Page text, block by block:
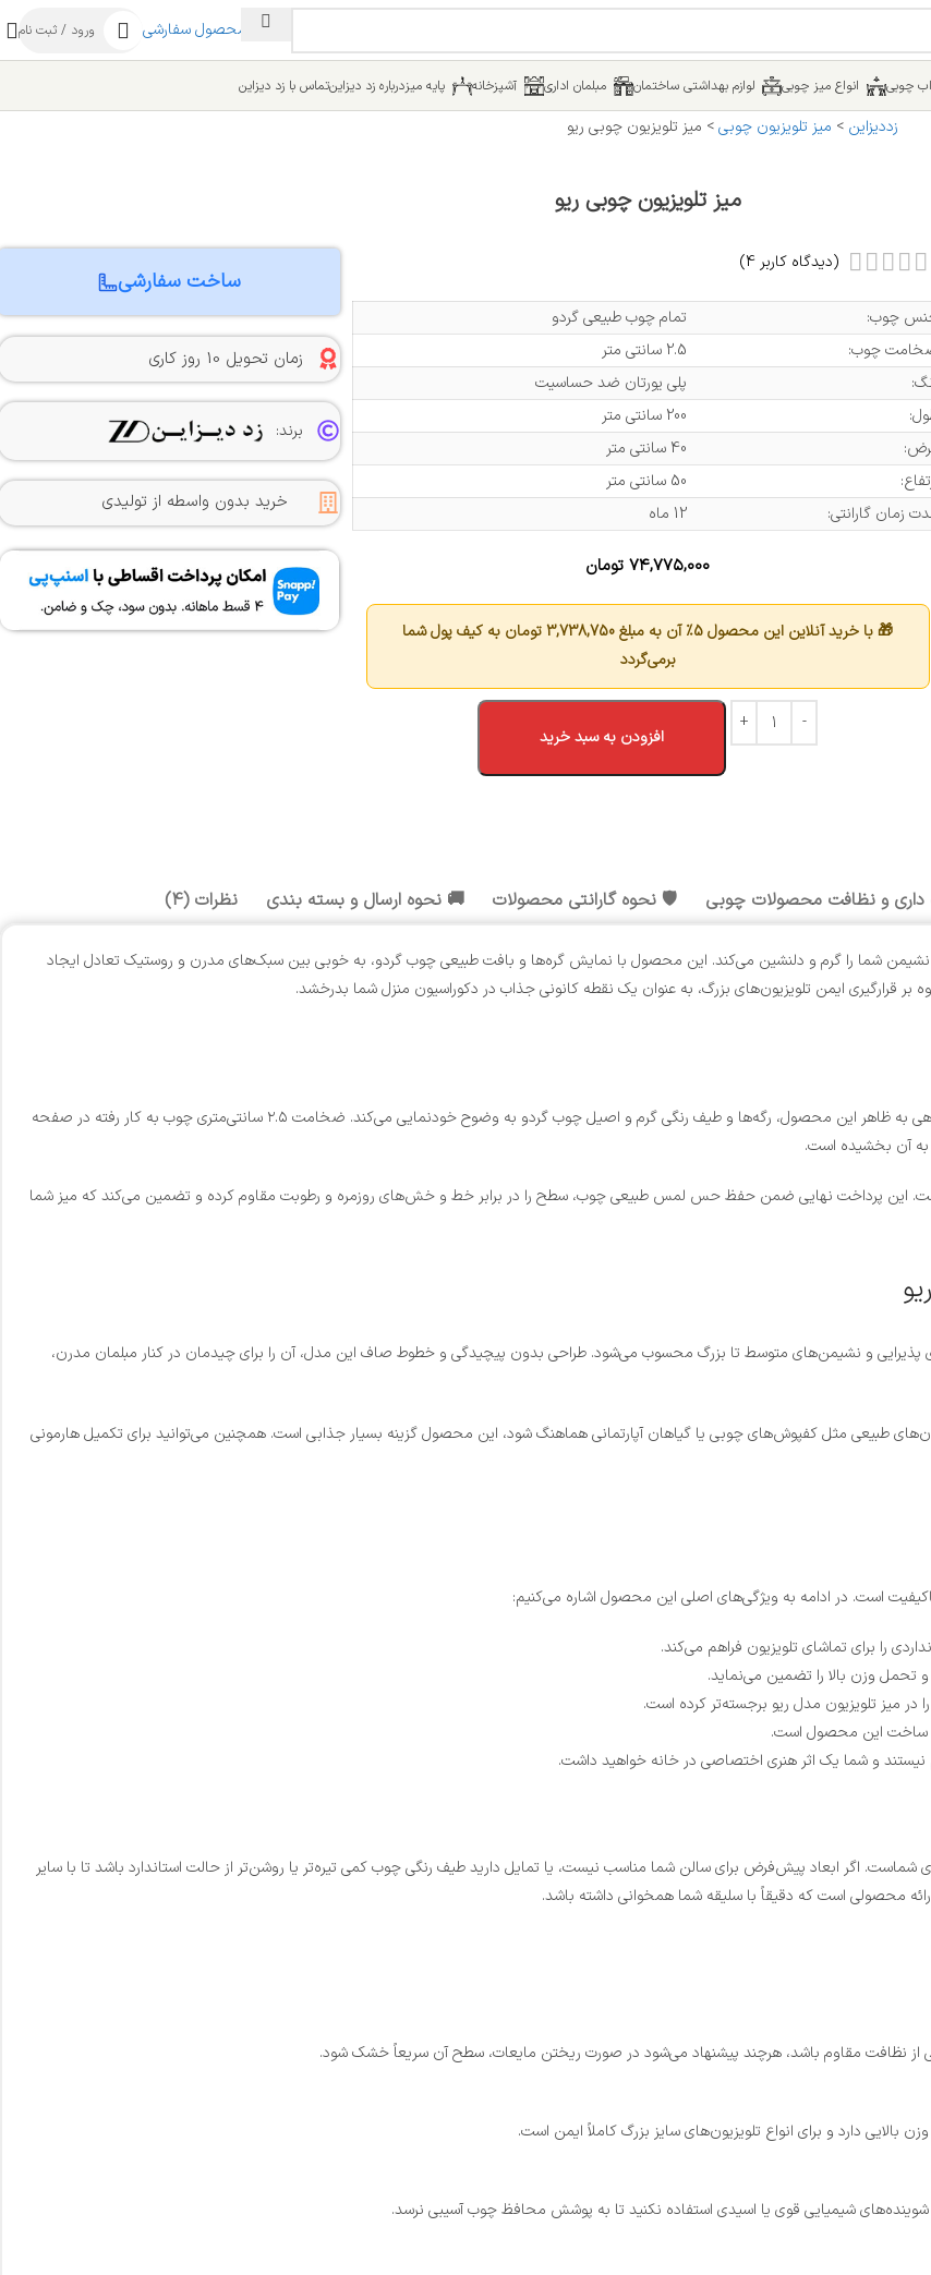
ساخت محصول سفارشی ورود / ثبت نام
چوبی انواع میز چوبی لوازم بهداشتی ساختمان مبلمان اداری آشپزخانه پایه میزدرباره زد دیزاینتماس با زد دیزاین
زددیزاین > میز تلویزیون چوبی> میز تلویزیون چوبی ریو
میز تلویزیون چوبی ریو
(دیدگاه کاربر4
)
چوب:
تمام چوب طبیعی گردو
چوب:
2.5 سانتی متر
پلی یورتان ضد حساسیت
200 سانتی متر
40 سانتی متر
50 سانتی متر
زمان گارانتی:
12 ماه
۷۴,۷۷۵,۰۰۰ تومان
🎁 با خرید آنلاین این محصول 5٪ آن به مبلغ 3,738,750تومان به کیف پول شما
برمی‌گردد
افزودن به سبد خرید
ساخت سفارشی
زمان تحویل 10 روز کاری
برند:
خرید بدون واسطه از تولیدی
و نظافت محصولات چوبی 🛡️ نحوه گارانتی محصولات 🚚 نحوه ارسال و بسته بندی نظرات (4)
نشیمن شما را گرم و دلنشین می‌کند. این محصول با نمایش گره‌ها و بافت طبیعی چوب گردو، به خوبی بین سبک‌های مدرن و روستیک تعادل ایجاد
قرارگیری ایمن تلویزیون‌های بزرگ، به عنوان یک نقطه کانونی جذاب در دکوراسیون منزل شما بدرخشد.
در ساخت میز تلویزیون چوبی ریو، از تمام چوب طبیعی گردو استفاده شده است. با نگاهی به ظاهر این محصول، رگه‌ها و طیف رنگی گرم و اصیل چوب گردو به وضوح خودنمایی می‌کند. ضخامت ۲.۵ سانتی‌متری چوب به کار رفته در صفحه
به آن بخشیده است.
این پرداخت نهایی ضمن حفظ حس لمس طبیعی چوب، سطح را در برابر خط و خش‌های روزمره و رطوبت مقاوم کرده و تضمین می‌کند که میز شما
برای سالن‌های پذیرایی و نشیمن‌های متوسط تا بزرگ محسوب می‌شود. طراحی بدون پیچیدگی و خطوط صاف این مدل، آن را برای چیدمان در کنار مبلمان مدرن،
طبیعی مثل کفپوش‌های چوبی یا گیاهان آپارتمانی هماهنگ شود، این محصول گزینه بسیار جذابی است. همچنین می‌توانید برای تکمیل هارمونی
است. در ادامه به ویژگی‌های اصلی این محصول اشاره می‌کنیم:
در میز تلویزیون مدل ریو برجسته‌تر کرده است.
نیستند و شما یک اثر هنری اختصاصی در خانه خواهید داشت.
شماست. اگر ابعاد پیش‌فرض برای سالن شما مناسب نیست، یا تمایل دارید طیف رنگی چوب کمی تیره‌تر یا روشن‌تر از حالت استاندارد باشد تا با سایر
محصولی است که دقیقاً با سلیقه شما همخوانی داشته باشد.
از نظافت مقاوم باشد، هرچند پیشنهاد می‌شود در صورت ریختن مایعات، سطح آن سریعاً خشک شود.
شوینده‌های شیمیایی قوی یا اسیدی استفاده نکنید تا به پوشش محافظ چوب آسیبی نرسد.